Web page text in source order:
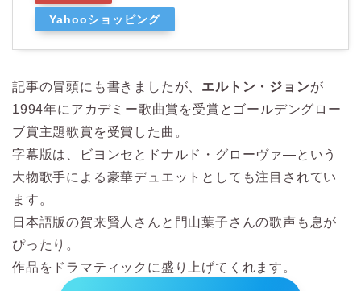
Yahooショッピング
記事の冒頭にも書きましたが、 エルトン・ジョンが
1994年にアカデミー歌曲賞を受賞とゴールデングロー
ブ賞主題歌賞を受賞した曲。
字幕版は、ビヨンセとドナルド・グローヴァ―という
大物歌手による豪華デュエットとしても注目されてい
ます。
日本語版の賀来賢人さんと門山葉子さんの歌声も息が
ぴったり。
作品をドラマティックに盛り上げてくれます。